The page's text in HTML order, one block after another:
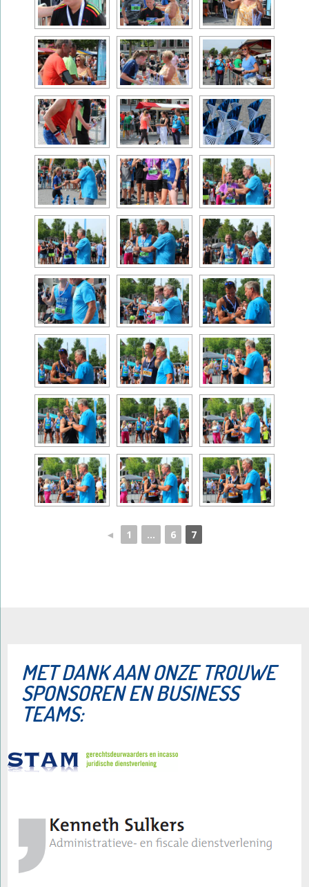
◄ 1 ... 6 7
​MET DANK AAN ONZE TROUWE
SPONSOREN EN BUSINESS
TEAMS: